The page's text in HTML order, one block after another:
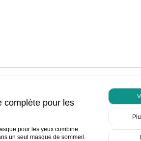
complète pour les
pour les yeux combine
un seul masque de sommeil.